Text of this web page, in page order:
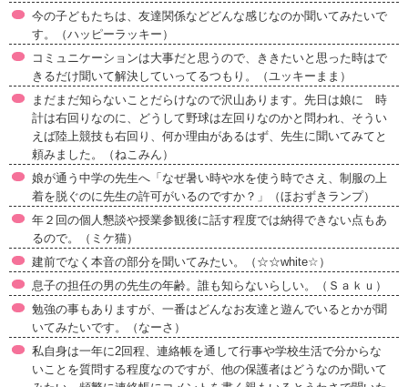
今の子どもたちは、友達関係などどんな感じなのか聞いてみたいで
す。（ハッピーラッキー）
コミュニケーションは大事だと思うので、ききたいと思った時はで
きるだけ聞いて解決していってるつもり。（ユッキーまま）
まだまだ知らないことだらけなので沢山あります。先日は娘に 時
計は右回りなのに、どうして野球は左回りなのかと問われ、そうい
えば陸上競技も右回り、何か理由があるはず、先生に聞いてみてと
頼みました。（ねこみん）
娘が通う中学の先生へ「なぜ暑い時や水を使う時でさえ、制服の上
着を脱ぐのに先生の許可がいるのですか？」（ほおずきランプ）
年２回の個人懇談や授業参観後に話す程度では納得できない点もあ
るので。（ミケ猫）
建前でなく本音の部分を聞いてみたい。（☆☆white☆）
息子の担任の男の先生の年齢。誰も知らないらしい。（Ｓａｋｕ）
勉強の事もありますが、一番はどんなお友達と遊んでいるとかが聞
いてみたいです。（なーさ）
私自身は一年に2回程、連絡帳を通して行事や学校生活で分からな
いことを質問する程度なのですが、他の保護者はどうなのか聞いて